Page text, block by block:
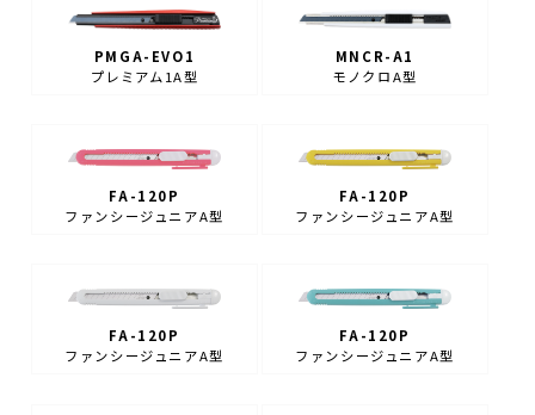
PMGA-EVO1
プレミアム1A型
MNCR-A1
モノクロA型
FA-120P
ファンシージュニアA型
FA-120P
ファンシージュニアA型
FA-120P
ファンシージュニアA型
FA-120P
ファンシージュニアA型